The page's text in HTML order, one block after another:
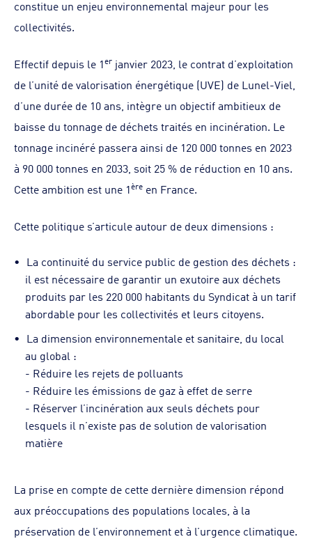
constitue un enjeu environnemental majeur pour les
collectivités.
Effectif depuis le 1er janvier 2023, le contrat d’exploitation
de l’unité de valorisation énergétique (UVE) de Lunel-Viel,
d’une durée de 10 ans, intègre un objectif ambitieux de
baisse du tonnage de déchets traités en incinération. Le
tonnage incinéré passera ainsi de 120 000 tonnes en 2023
à 90 000 tonnes en 2033, soit 25 % de réduction en 10 ans.
Cette ambition est une 1ère en France.
Cette politique s’articule autour de deux dimensions :
La continuité du service public de gestion des déchets :
il est nécessaire de garantir un exutoire aux déchets
produits par les 220 000 habitants du Syndicat à un tarif
abordable pour les collectivités et leurs citoyens.
La dimension environnementale et sanitaire, du local
au global :
- Réduire les rejets de polluants
- Réduire les émissions de gaz à effet de serre
- Réserver l’incinération aux seuls déchets pour
lesquels il n’existe pas de solution de valorisation
matière
La prise en compte de cette dernière dimension répond
aux préoccupations des populations locales, à la
préservation de l’environnement et à l’urgence climatique.